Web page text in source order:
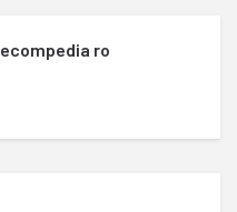
ro